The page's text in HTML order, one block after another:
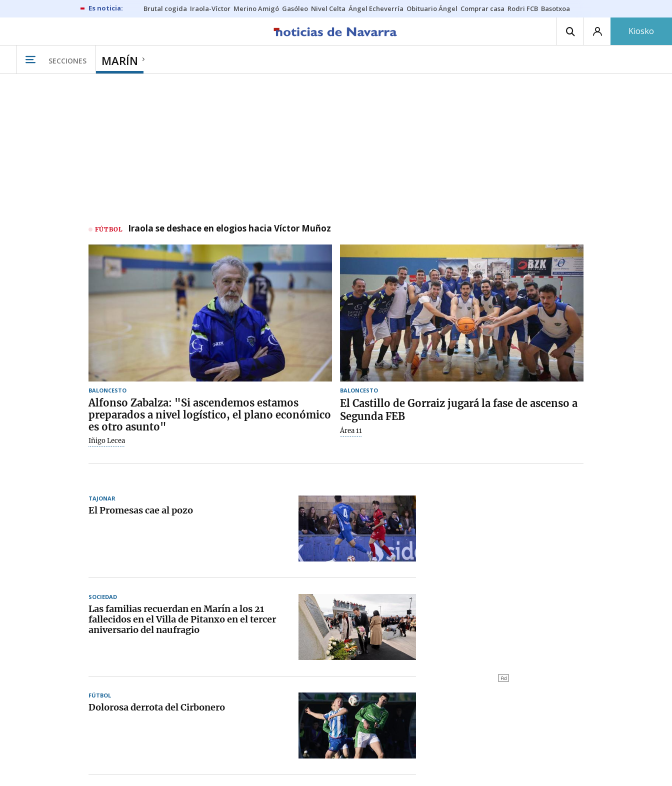
Brutal cogida Iraola-Víctor Merino Amigó Gasóleo Nivel Celta Ángel Echeverría Obituario Ángel Comprar casa Rodri FCB Basotxoa
Kiosko
SECCIONES MARÍN
FÚTBOL Iraola se deshace en elogios hacia Víctor Muñoz
BALONCESTO
Alfonso Zabalza: "Si ascendemos estamos
preparados a nivel logístico, el plano económico
es otro asunto"
Iñigo Lecea
BALONCESTO
El Castillo de Gorraiz jugará la fase de ascenso a
Segunda FEB
Área 11
TAJONAR
El Promesas cae al pozo
SOCIEDAD
Las familias recuerdan en Marín a los 21
fallecidos en el Villa de Pitanxo en el tercer
aniversario del naufragio
FÚTBOL
Dolorosa derrota del Cirbonero